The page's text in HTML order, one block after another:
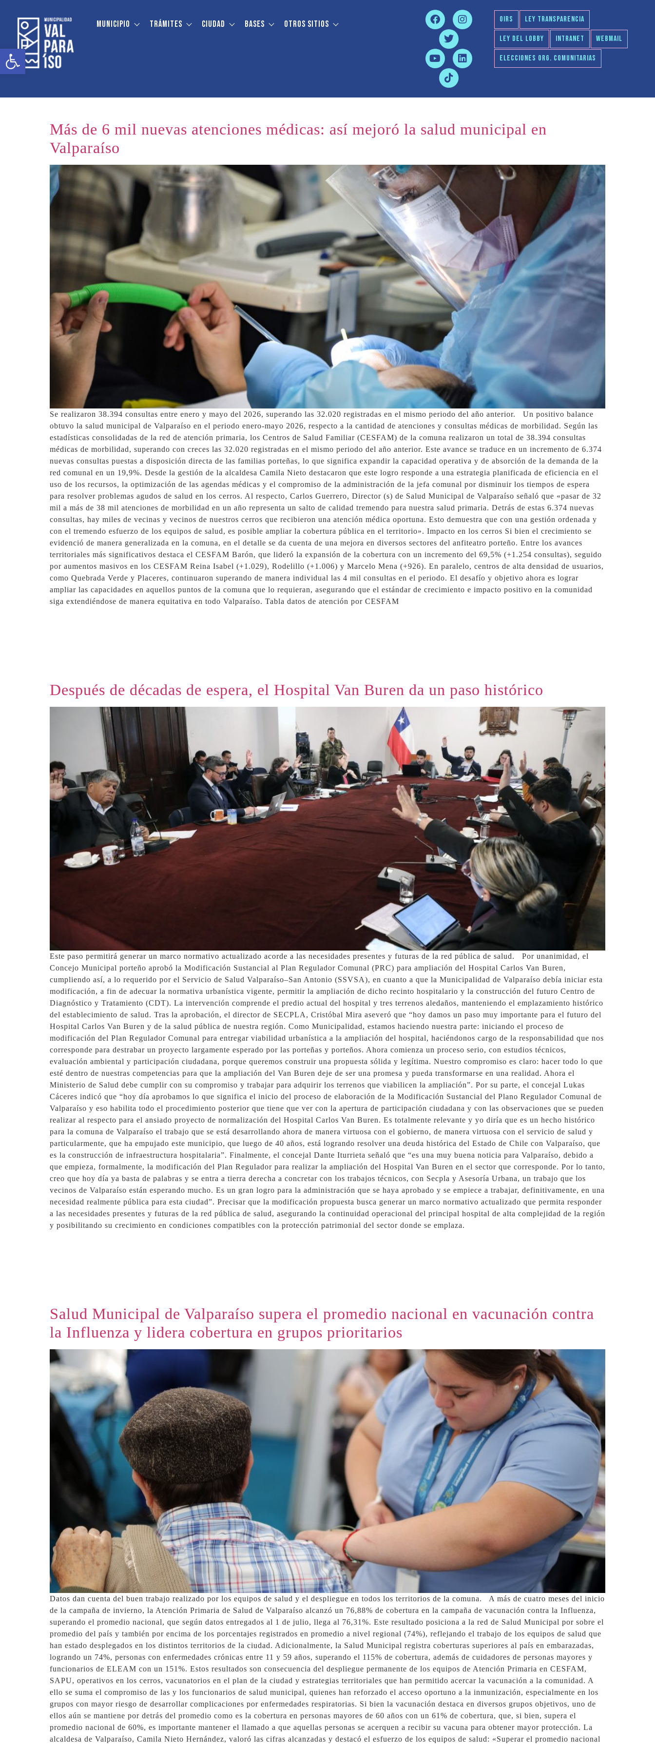
Abrir barra de herramientas
Municipio Trámites Ciudad Bases Otros sitios OIRS LEY TRANSPARENCIA
LEY DEL LOBBY INTRANET WEBMAIL
ELECCIONES ORG. COMUNITARIAS
Categoría:
Más de 6 mil nuevas atenciones médicas: así mejoró la salud municipal en
Valparaíso
Se realizaron 38.394 consultas entre enero y mayo del 2026, superando las 32.020 registradas en el mismo periodo del año anterior. Un positivo balance
obtuvo la salud municipal de Valparaíso en el periodo enero-mayo 2026, respecto a la cantidad de atenciones y consultas médicas de morbilidad. Según las
estadísticas consolidadas de la red de atención primaria, los Centros de Salud Familiar (CESFAM) de la comuna realizaron un total de 38.394 consultas
médicas de morbilidad, superando con creces las 32.020 registradas en el mismo periodo del año anterior. Este avance se traduce en un incremento de 6.374
nuevas consultas puestas a disposición directa de las familias porteñas, lo que significa expandir la capacidad operativa y de absorción de la demanda de la
red comunal en un 19,9%. Desde la gestión de la alcaldesa Camila Nieto destacaron que este logro responde a una estrategia planificada de eficiencia en el
uso de los recursos, la optimización de las agendas médicas y el compromiso de la administración de la jefa comunal por disminuir los tiempos de espera
para resolver problemas agudos de salud en los cerros. Al respecto, Carlos Guerrero, Director (s) de Salud Municipal de Valparaíso señaló que «pasar de 32
mil a más de 38 mil atenciones de morbilidad en un año representa un salto de calidad tremendo para nuestra salud primaria. Detrás de estas 6.374 nuevas
consultas, hay miles de vecinas y vecinos de nuestros cerros que recibieron una atención médica oportuna. Esto demuestra que con una gestión ordenada y
con el tremendo esfuerzo de los equipos de salud, es posible ampliar la cobertura pública en el territorio». Impacto en los cerros Si bien el crecimiento se
evidenció de manera generalizada en la comuna, en el detalle se da cuenta de una mejora en diversos sectores del anfiteatro porteño. Entre los avances
territoriales más significativos destaca el CESFAM Barón, que lideró la expansión de la cobertura con un incremento del 69,5% (+1.254 consultas), seguido
por aumentos masivos en los CESFAM Reina Isabel (+1.029), Rodelillo (+1.006) y Marcelo Mena (+926). En paralelo, centros de alta densidad de usuarios,
como Quebrada Verde y Placeres, continuaron superando de manera individual las 4 mil consultas en el periodo. El desafío y objetivo ahora es lograr
ampliar las capacidades en aquellos puntos de la comuna que lo requieran, asegurando que el estándar de crecimiento e impacto positivo en la comunidad
siga extendiéndose de manera equitativa en todo Valparaíso. Tabla datos de atención por CESFAM
Después de décadas de espera, el Hospital Van Buren da un paso histórico
Este paso permitirá generar un marco normativo actualizado acorde a las necesidades presentes y futuras de la red pública de salud. Por unanimidad, el
Concejo Municipal porteño aprobó la Modificación Sustancial al Plan Regulador Comunal (PRC) para ampliación del Hospital Carlos Van Buren,
cumpliendo así, a lo requerido por el Servicio de Salud Valparaíso–San Antonio (SSVSA), en cuanto a que la Municipalidad de Valparaíso debía iniciar esta
modificación, a fin de adecuar la normativa urbanística vigente, permitir la ampliación de dicho recinto hospitalario y la construcción del futuro Centro de
Diagnóstico y Tratamiento (CDT). La intervención comprende el predio actual del hospital y tres terrenos aledaños, manteniendo el emplazamiento histórico
del establecimiento de salud. Tras la aprobación, el director de SECPLA, Cristóbal Mira aseveró que “hoy damos un paso muy importante para el futuro del
Hospital Carlos Van Buren y de la salud pública de nuestra región. Como Municipalidad, estamos haciendo nuestra parte: iniciando el proceso de
modificación del Plan Regulador Comunal para entregar viabilidad urbanística a la ampliación del hospital, haciéndonos cargo de la responsabilidad que nos
corresponde para destrabar un proyecto largamente esperado por las porteñas y porteños. Ahora comienza un proceso serio, con estudios técnicos,
evaluación ambiental y participación ciudadana, porque queremos construir una propuesta sólida y legítima. Nuestro compromiso es claro: hacer todo lo que
esté dentro de nuestras competencias para que la ampliación del Van Buren deje de ser una promesa y pueda transformarse en una realidad. Ahora el
Ministerio de Salud debe cumplir con su compromiso y trabajar para adquirir los terrenos que viabilicen la ampliación”. Por su parte, el concejal Lukas
Cáceres indicó que “hoy día aprobamos lo que significa el inicio del proceso de elaboración de la Modificación Sustancial del Plano Regulador Comunal de
Valparaíso y eso habilita todo el procedimiento posterior que tiene que ver con la apertura de participación ciudadana y con las observaciones que se pueden
realizar al respecto para el ansiado proyecto de normalización del Hospital Carlos Van Buren. Es totalmente relevante y yo diría que es un hecho histórico
para la comuna de Valparaíso el trabajo que se está desarrollando ahora de manera virtuosa con el gobierno, de manera virtuosa con el servicio de salud y
particularmente, que ha empujado este municipio, que luego de 40 años, está logrando resolver una deuda histórica del Estado de Chile con Valparaíso, que
es la construcción de infraestructura hospitalaria”. Finalmente, el concejal Dante Iturrieta señaló que “es una muy buena noticia para Valparaíso, debido a
que empieza, formalmente, la modificación del Plan Regulador para realizar la ampliación del Hospital Van Buren en el sector que corresponde. Por lo tanto,
creo que hoy día ya basta de palabras y se entra a tierra derecha a concretar con los trabajos técnicos, con Secpla y Asesoría Urbana, un trabajo que los
vecinos de Valparaíso están esperando mucho. Es un gran logro para la administración que se haya aprobado y se empiece a trabajar, definitivamente, en una
necesidad realmente pública para esta ciudad”. Precisar que la modificación propuesta busca generar un marco normativo actualizado que permita responder
a las necesidades presentes y futuras de la red pública de salud, asegurando la continuidad operacional del principal hospital de alta complejidad de la región
y posibilitando su crecimiento en condiciones compatibles con la protección patrimonial del sector donde se emplaza.
Salud Municipal de Valparaíso supera el promedio nacional en vacunación contra
la Influenza y lidera cobertura en grupos prioritarios
Datos dan cuenta del buen trabajo realizado por los equipos de salud y el despliegue en todos los territorios de la comuna. A más de cuatro meses del inicio
de la campaña de invierno, la Atención Primaria de Salud de Valparaíso alcanzó un 76,88% de cobertura en la campaña de vacunación contra la Influenza,
superando el promedio nacional, que según datos entregados al 1 de julio, llega al 76,31%. Este resultado posiciona a la red de Salud Municipal por sobre el
promedio del país y también por encima de los porcentajes registrados en promedio a nivel regional (74%), reflejando el trabajo de los equipos de salud que
han estado desplegados en los distintos territorios de la ciudad. Adicionalmente, la Salud Municipal registra coberturas superiores al país en embarazadas,
logrando un 74%, personas con enfermedades crónicas entre 11 y 59 años, superando el 115% de cobertura, además de cuidadores de personas mayores y
funcionarios de ELEAM con un 151%. Estos resultados son consecuencia del despliegue permanente de los equipos de Atención Primaria en CESFAM,
SAPU, operativos en los cerros, vacunatorios en el plan de la ciudad y estrategias territoriales que han permitido acercar la vacunación a la comunidad. A
ello se suma el compromiso de las y los funcionarios de salud municipal, quienes han reforzado el acceso oportuno a la inmunización, especialmente en los
grupos con mayor riesgo de desarrollar complicaciones por enfermedades respiratorias. Si bien la vacunación destaca en diversos grupos objetivos, uno de
ellos aún se mantiene por detrás del promedio como es la cobertura en personas mayores de 60 años con un 61% de cobertura, que, si bien, supera el
promedio nacional de 60%, es importante mantener el llamado a que aquellas personas se acerquen a recibir su vacuna para obtener mayor protección. La
alcaldesa de Valparaíso, Camila Nieto Hernández, valoró las cifras alcanzadas y destacó el esfuerzo de los equipos de salud: «Superar el promedio nacional